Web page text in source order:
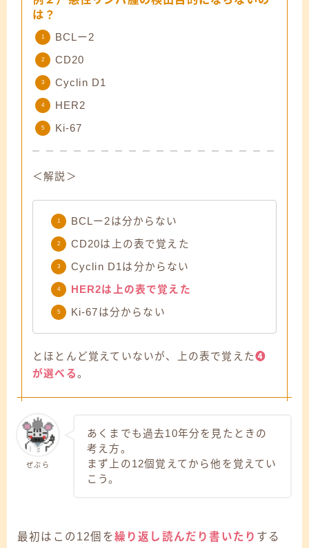
は？
BCLー2
CD20
Cyclin D1
HER2
Ki-67
＜解説＞
BCLー2は分からない
CD20は上の表で覚えた
Cyclin D1は分からない
HER2は上の表で覚えた
Ki-67は分からない
とほとんど覚えていないが、上の表で覚えた❹
が選べる。
ぜぶら
あくまでも過去10年分を見たときの
考え方。
まず上の12個覚えてから他を覚えてい
こう。
最初はこの12個を繰り返し読んだり書いたり する